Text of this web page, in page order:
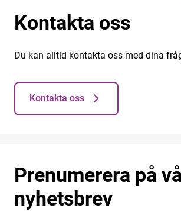
Kontakta oss
Du kan alltid kontakta oss med dina
Kontakta oss
Prenumerera på
nyhetsbrev